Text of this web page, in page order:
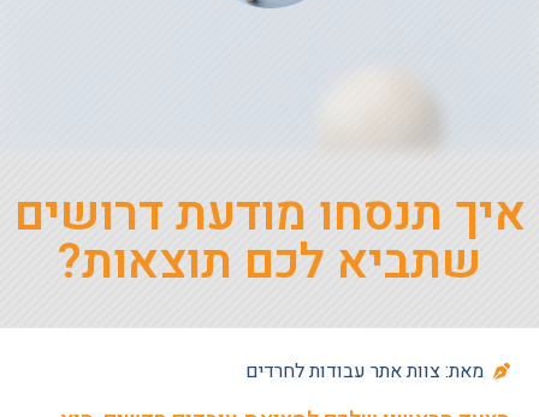
איך תנסחו מודעת דרושים
שתביא לכם תוצאות?
מאת: צוות אתר עבודות לחרדים